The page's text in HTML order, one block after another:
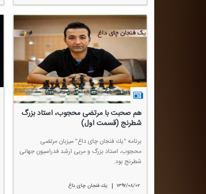
هم صحبت با مرتضی محجوب، استاد بزرگ
شطرنج (قسمت اول)
برنامه "یك فنجان چای داغ" میزبان مرتضی
محجوب، استاد بزرگ و مربی ارشد فدراسیون جهانی
شطرنج بود.
۱۳۹۷/۰۸/۰۲ | یك فنجان چای داغ